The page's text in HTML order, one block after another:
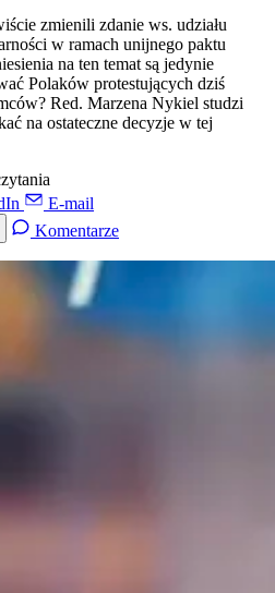
zmienili zdanie ws. udziału
w ramach unijnego paktu
na ten temat są jedynie
Polaków protestujących dziś
Red. Marzena Nykiel studzi
na ostateczne decyzje w tej
E-mail
Komentarze